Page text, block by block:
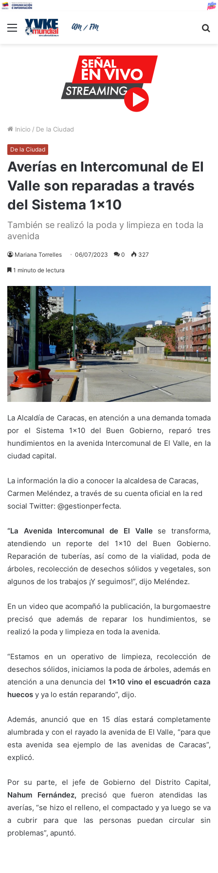
Menu
Inicio / De la Ciudad
De la Ciudad
Averías en Intercomunal de El
Valle son reparadas a través
del Sistema 1×10
También se realizó la poda y limpieza en toda la
avenida
Mariana Torrelles 06/07/2023 0 327
1 minuto de lectura
La Alcaldía de Caracas, en atención a una demanda tomada
por el Sistema 1×10 del Buen Gobierno, reparó tres
hundimientos en la avenida Intercomunal de El Valle, en la
ciudad capital.
La información la dio a conocer la alcaldesa de Caracas,
Carmen Meléndez, a través de su cuenta oficial en la red
social Twitter: @gestionperfecta.
“La Avenida Intercomunal de El Vallese transforma,
atendiendo un reporte del 1×10 del Buen Gobierno.
Reparación de tuberías, así como de la vialidad, poda de
árboles, recolección de desechos sólidos y vegetales, son
algunos de los trabajos ¡Y seguimos!”, dijo Meléndez.
En un video que acompañó la publicación, la burgomaestre
precisó que además de reparar los hundimientos, se
realizó la poda y limpieza en toda la avenida.
“Estamos en un operativo de limpieza, recolección de
desechos sólidos, iniciamos la poda de árboles, además en
atención a una denuncia del 1×10 vino el escuadrón caza
huecos y ya lo están reparando”, dijo.
Además, anunció que en 15 días estará completamente
alumbrada y con el rayado la avenida de El Valle, “para que
esta avenida sea ejemplo de las avenidas de Caracas”,
explicó.
Por su parte, el jefe de Gobierno del Distrito Capital,
Nahum Fernández, precisó que fueron atendidas las
averías, “se hizo el relleno, el compactado y ya luego se va
a cubrir para que las personas puedan circular sin
problemas”, apuntó.